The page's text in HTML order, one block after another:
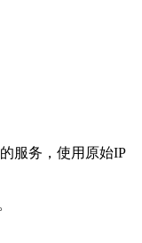
服务，使用原始IP